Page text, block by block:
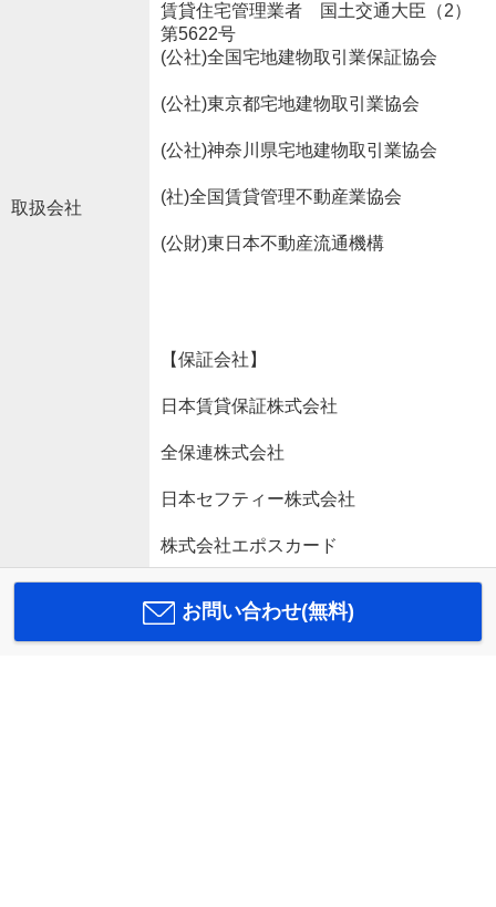
取扱会社
賃貸住宅管理業者 国土交通大臣（2）
第5622号
(公社)全国宅地建物取引業保証協会
(公社)東京都宅地建物取引業協会
(公社)神奈川県宅地建物取引業協会
(社)全国賃貸管理不動産業協会
(公財)東日本不動産流通機構
【保証会社】
日本賃貸保証株式会社
全保連株式会社
日本セフティー株式会社
株式会社エポスカード
お問い合わせ(無料)